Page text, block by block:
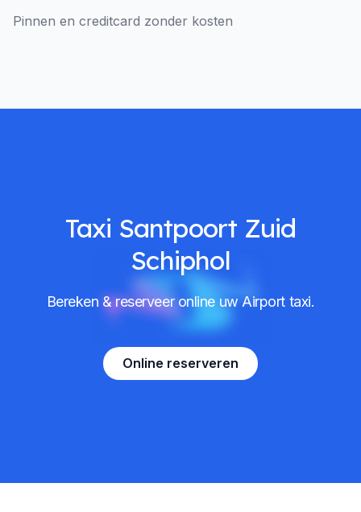
Pinnen en creditcard zonder kosten
Taxi Santpoort Zuid
Schiphol
Bereken & reserveer online uw Airport taxi.
Online reserveren